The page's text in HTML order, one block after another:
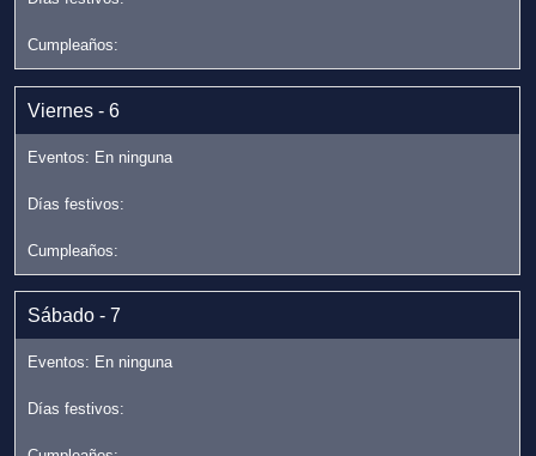
Viernes - 6
Sábado - 7